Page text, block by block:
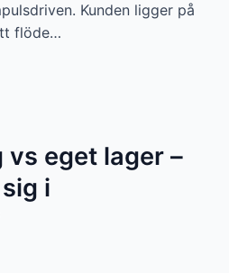
Kunden ligger på
flöde…
eget lager –
i